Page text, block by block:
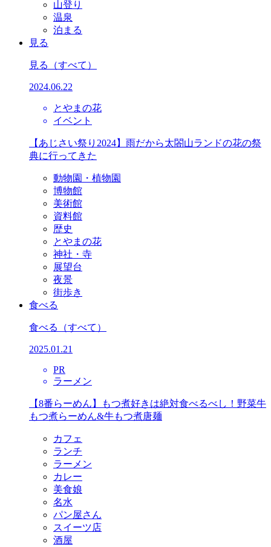
山登り
温泉
泊まる
見る
見る （すべて）
2024.06.22
とやまの花
イベント
【あじさい祭り2024】雨だから太閤山ランドの花の祭
典に行ってきた
動物園・植物園
博物館
美術館
資料館
歴史
とやまの花
神社・寺
展望台
夜景
街歩き
食べる
食べる （すべて）
2025.01.21
PR
ラーメン
【8番らーめん】もつ煮好きは絶対食べるべし！野菜牛
もつ煮らーめん&牛もつ煮唐麺
カフェ
ランチ
ラーメン
カレー
美食娘
名水
パン屋さん
スイーツ店
酒屋